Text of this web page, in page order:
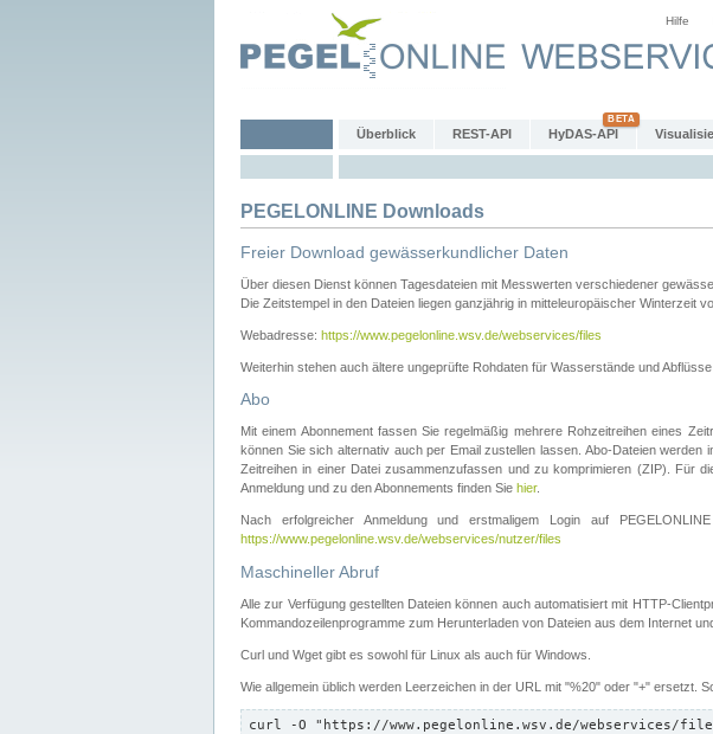
Hilfe
Überblick REST-API HyDAS-API
PEGELONLINE Downloads
Freier Download gewässerkundlicher Daten
Über diesen Dienst können Tagesdateien mit Messwerten verschiedener
Die Zeitstempel in den Dateien liegen ganzjährig in mitteleuropäischer Winterzeit
Webadresse: https://www.pegelonline.wsv.de/webservices/files
Weiterhin stehen auch ältere ungeprüfte Rohdaten für Wasserstände und
Abo
Mit einem Abonnement fassen Sie regelmäßig mehrere Rohzeitreihen eines
können Sie sich alternativ auch per Email zustellen lassen. Abo-Dateien
Zeitreihen in einer Datei zusammenzufassen und zu komprimieren (ZIP). Für
Anmeldung und zu den Abonnements finden Sie hier.
Nach erfolgreicher Anmeldung und erstmaligem Login auf
https://www.pegelonline.wsv.de/webservices/nutzer/files
Maschineller Abruf
Alle zur Verfügung gestellten Dateien können auch automatisiert mit HTTP-
Kommandozeilenprogramme zum Herunterladen von Dateien aus dem Internet
Curl und Wget gibt es sowohl für Linux als auch für Windows.
Wie allgemein üblich werden Leerzeichen in der URL mit "%20" oder "+" ersetzt.
curl -O "https://www.pegelonline.wsv.de/webservices/files/